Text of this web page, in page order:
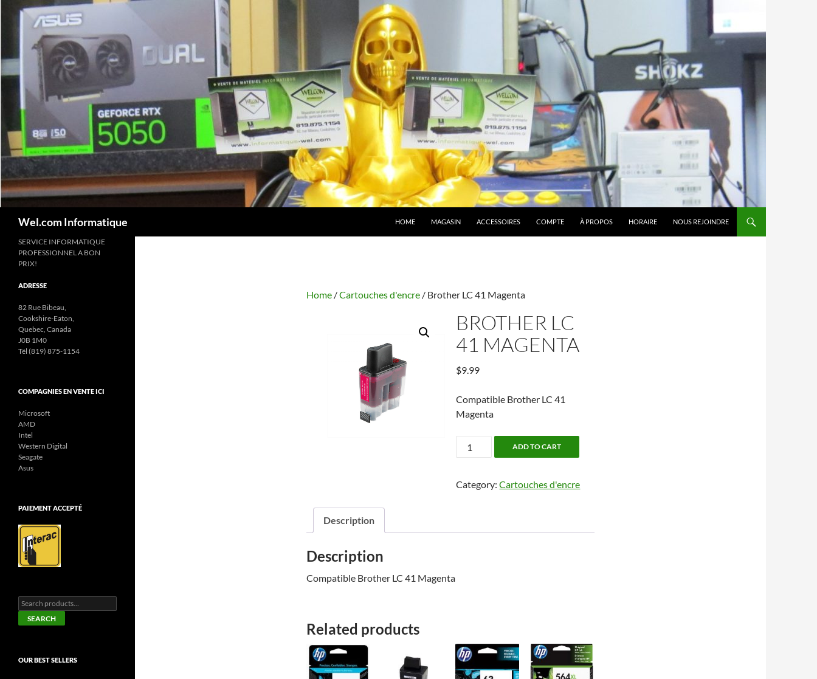
Wel.com Informatique HOME MAGASIN ACCESSOIRES COMPTE À PROPOS HORAIRE NOUS REJOINDRE
Home /Cartouches d'encre / Brother LC 41 Magenta
BROTHER LC
41 MAGENTA
$9.99
Compatible Brother LC 41
Magenta
Brother
LC
Magenta
ADD TO CART
Category:Cartouches d'encre
Description
Description
Compatible Brother LC 41 Magenta
Related products
SERVICE INFORMATIQUE
PROFESSIONNEL A BON
PRIX!
ADRESSE
82 Rue Bibeau,
Cookshire-Eaton,
Quebec, Canada
J0B 1M0
Tél (819) 875-1154
COMPAGNIES EN VENTE ICI
Microsoft
AMD
Intel
Western Digital
Seagate
Asus
PAIEMENT ACCEPTÉ
Search
for:
SEARCH
OUR BEST SELLERS